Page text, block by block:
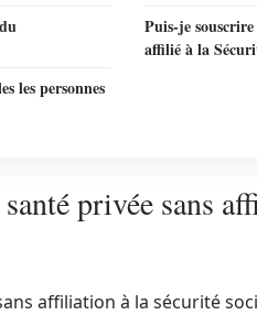
Puis-je
affilié à la
les personnes
privée sans
affiliation à la sécurité